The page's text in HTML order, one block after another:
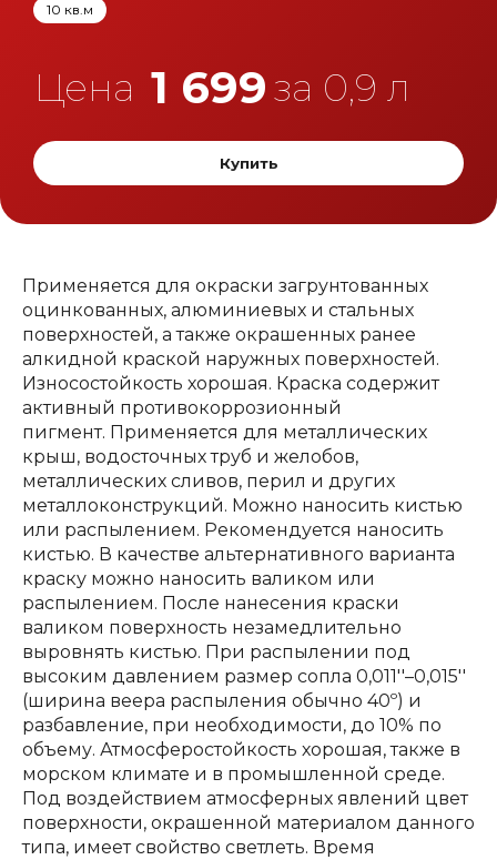
10 кв.м
Цена 1 699за 0,9 л
Купить
Применяется для окраски загрунтованных
оцинкованных, алюминиевых и стальных
поверхностей, а также окрашенных ранее
алкидной краской наружных поверхностей.
Износостойкость хорошая. Краска содержит
активный противокоррозионный
пигмент. Применяется для металлических
крыш, водосточных труб и желобов,
металлических сливов, перил и других
металлоконструкций. Можно наносить кистью
или распылением. Рекомендуется наносить
кистью. В качестве альтернативного варианта
краску можно наносить валиком или
распылением. После нанесения краски
валиком поверхность незамедлительно
выровнять кистью. При распылении под
высоким давлением размер сопла 0,011''–0,015''
(ширина веера распыления обычно 40º) и
разбавление, при необходимости, до 10% по
объему. Атмосферостойкость хорошая, также в
морском климате и в промышленной среде.
Под воздействием атмосферных явлений цвет
поверхности, окрашенной материалом данного
типа, имеет свойство светлеть. Время